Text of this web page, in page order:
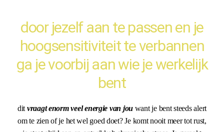
door jezelf aan te passen en je
hoogsensitiviteit te verbannen
ga je voorbij aan wie je werkelijk
bent
dit vraagt enorm veel energie van jou want je bent steeds alert
om te zien of je het wel goed doet? Je komt nooit meer tot rust,